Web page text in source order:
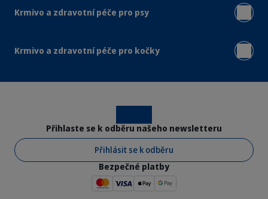
Krmivo a zdravotní péče pro psy
Krmivo a zdravotní péče pro kočky
Přihlaste se k odběru našeho newsletteru
Přihlásit se k odběru
Bezpečné platby